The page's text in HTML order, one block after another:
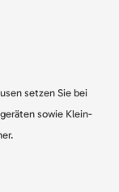
setzen Sie bei
sowie Klein-